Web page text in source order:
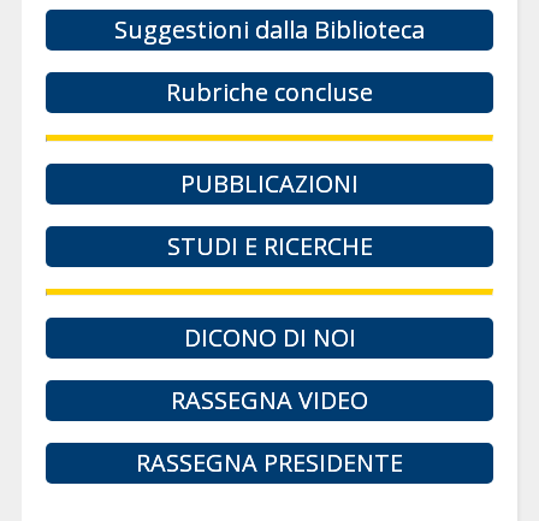
Suggestioni dalla Biblioteca
Rubriche concluse
PUBBLICAZIONI
STUDI E RICERCHE
DICONO DI NOI
RASSEGNA VIDEO
RASSEGNA PRESIDENTE